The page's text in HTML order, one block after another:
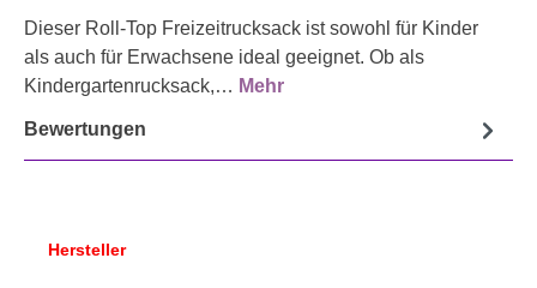
Dieser Roll-Top Freizeitrucksack ist sowohl für Kinder
als auch für Erwachsene ideal geeignet. Ob als
Kindergartenrucksack,… Mehr
Bewertungen
Hersteller